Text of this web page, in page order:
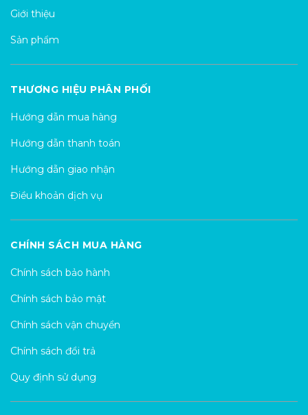
Giới thiệu
Sản phẩm
THƯƠNG HIỆU PHÂN PHỐI
Hướng dẫn mua hàng
Hướng dẫn thanh toán
Hướng dẫn giao nhận
Điều khoản dịch vụ
CHÍNH SÁCH MUA HÀNG
Chính sách bảo hành
Chính sách bảo mật
Chính sách vận chuyển
Chính sách đổi trả
Quy định sử dụng